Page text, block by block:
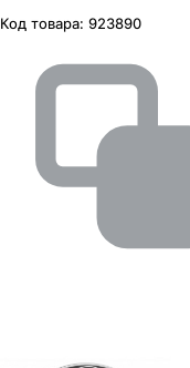
Код товара: 923890